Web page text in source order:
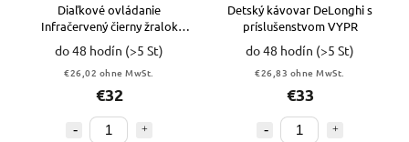
Diaľkové ovládanie
Infračervený čierny žralok
VYPR
do 48 hodín (>5 St)
€26,02 ohne MwSt.
€32
Detský kávovar DeLonghi s
príslušenstvom VYPR
do 48 hodín (>5 St)
€26,83 ohne MwSt.
€33